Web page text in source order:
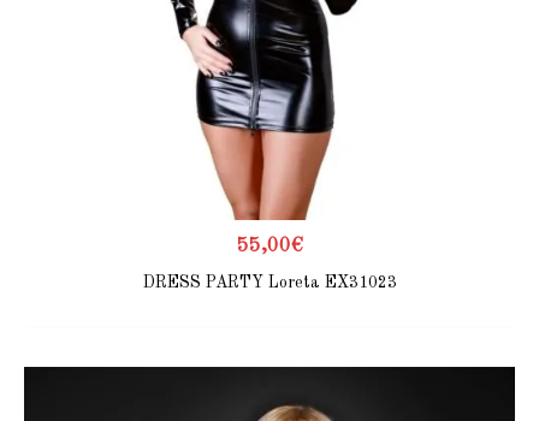
55,00€
DRESS PARTY Loreta EX31023